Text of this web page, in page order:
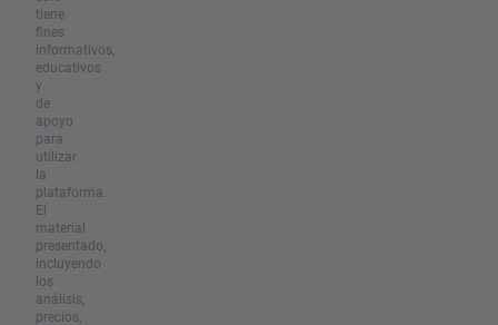
tiene
fines
informativos,
educativos
y
de
apoyo
para
utilizar
la
plataforma.
El
material
presentado,
incluyendo
los
análisis,
precios,